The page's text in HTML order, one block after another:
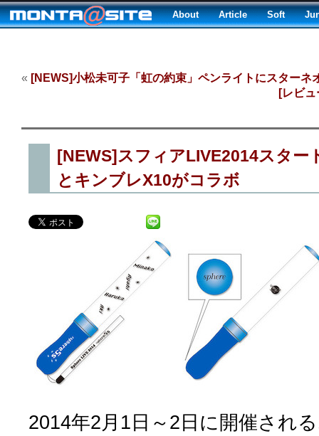
About Article Soft
« [NEWS]小松未可子「虹の約束」ペンライトにスターネ
[レビ
[NEWS]スフィアLIVE2014スター
とキンブレX10がコラボ
2014年2月1日～2日に開催される